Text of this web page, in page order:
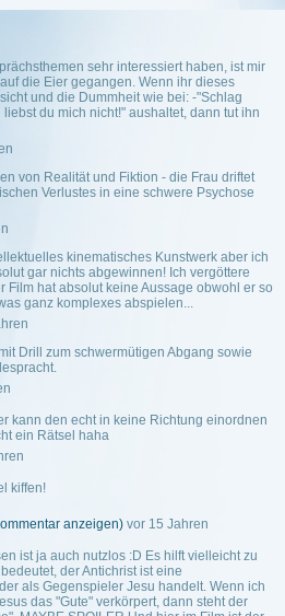
sehr interessiert haben, ist mir
die Eier gegangen. Wenn ihr dieses
und die Dummheit wie bei: -"Schlag
liebst du mich nicht!" aushaltet, dann tut ihn
von Realität und Fiktion - die Frau driftet
Verlustes in eine schwere Psychose
kinematisches Kunstwerk aber ich
gar nichts abgewinnen! Ich vergöttere
Film hat absolut keine Aussage obwohl er so
ganz komplexes abspielen...
Drill zum schwermütigen Abgang sowie
kann den echt in keine Richtung einordnen
ein Rätsel haha
kiffen!
anzeigen) vor 15 Jahren
ist ja auch nutzlos :D Es hilft vielleicht zu
der Antichrist ist eine
als Gegenspieler Jesu handelt. Wenn ich
das "Gute" verkörpert, dann steht der